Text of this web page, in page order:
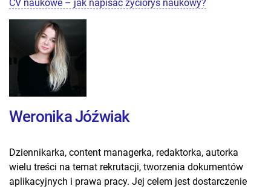
CV naukowe – jak napisać życiorys naukowy?
Weronika Jóźwiak
Dziennikarka, content managerka, redaktorka, autorka
wielu treści na temat rekrutacji, tworzenia dokumentów
aplikacyjnych i prawa pracy. Jej celem jest dostarczenie